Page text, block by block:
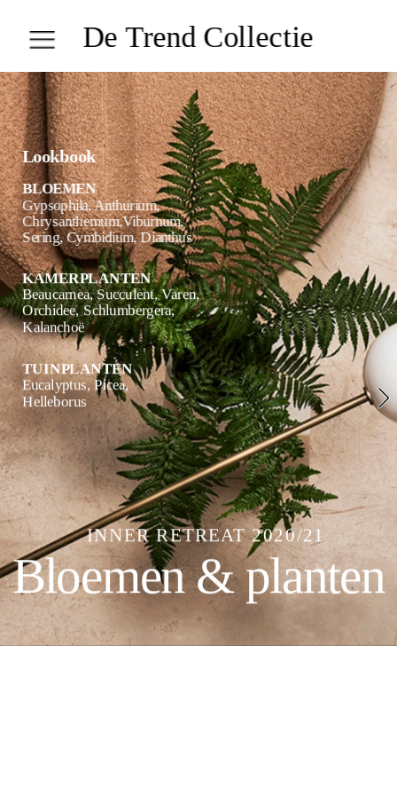
De Trend Collectie
Lookbook
BLOEMEN
Gypsophila, Anthurium,
Chrysanthemum,Viburnum,
Sering, Cymbidium, Dianthus
KAMERPLANTEN
Beaucarnea, Succulent, Varen,
Orchidee, Schlumbergera,
Kalanchoë
TUINPLANTEN
Eucalyptus, Picea,
Helleborus
INNER RETREAT 2020/21
Bloemen & planten
ALL STORIES
COLLECT
IE
TREND
WELZIJ
N
WONEN
BLOE
MEN
PLANT
EN
TUIN